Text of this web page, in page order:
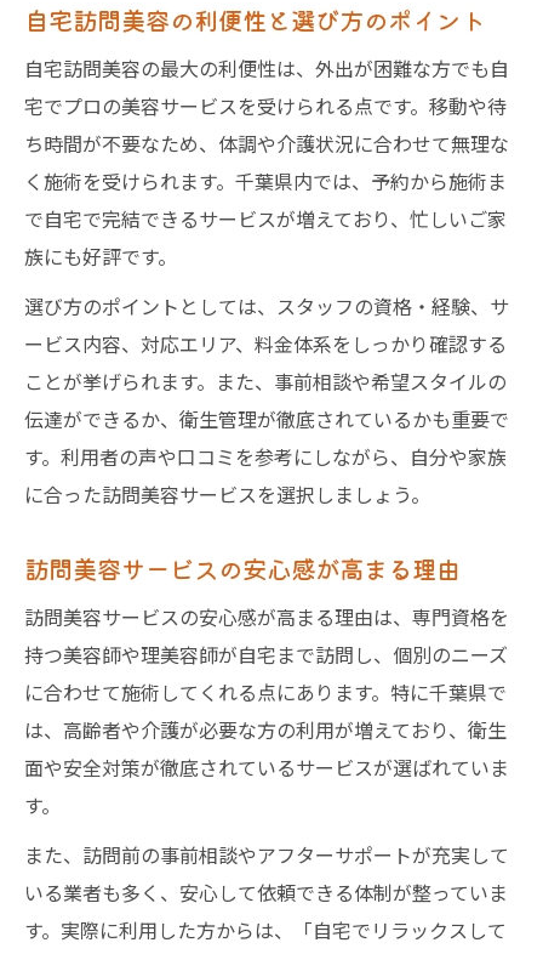
自宅訪問美容の利便性と選び方のポイント
自宅訪問美容の最大の利便性は、外出が困難な方でも自
宅でプロの美容サービスを受けられる点です。移動や待
ち時間が不要なため、体調や介護状況に合わせて無理な
く施術を受けられます。千葉県内では、予約から施術ま
で自宅で完結できるサービスが増えており、忙しいご家
族にも好評です。
選び方のポイントとしては、スタッフの資格・経験、サ
ービス内容、対応エリア、料金体系をしっかり確認する
ことが挙げられます。また、事前相談や希望スタイルの
伝達ができるか、衛生管理が徹底されているかも重要で
す。利用者の声や口コミを参考にしながら、自分や家族
に合った訪問美容サービスを選択しましょう。
訪問美容サービスの安心感が高まる理由
訪問美容サービスの安心感が高まる理由は、専門資格を
持つ美容師や理美容師が自宅まで訪問し、個別のニーズ
に合わせて施術してくれる点にあります。特に千葉県で
は、高齢者や介護が必要な方の利用が増えており、衛生
面や安全対策が徹底されているサービスが選ばれていま
す。
また、訪問前の事前相談やアフターサポートが充実して
いる業者も多く、安心して依頼できる体制が整っていま
す。実際に利用した方からは、「自宅でリラックスして